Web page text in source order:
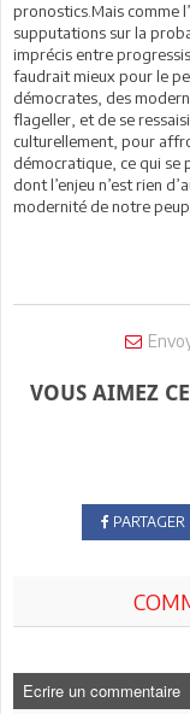
pronostics.Mais comme
supputations sur la
imprécis entre
faudrait mieux pour le
démocrates, des
flageller, et de se
culturellement, pour
démocratique, ce qui se
dont l’enjeu n’est rien
modernité de notre
VOUS AIMEZ
PARTAGER
Ecrire un commentaire